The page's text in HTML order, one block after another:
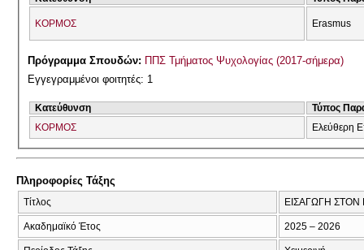
ΚΟΡΜΟΣ Erasmus
Πρόγραμμα Σπουδών: ΠΠΣ Τμήματος Ψυχολογίας (2017-σήμερα)
Εγγεγραμμένοι φοιτητές: 1
Κατεύθυνση
Τύπος
ΚΟΡΜΟΣ
Ελεύθερη
Πληροφορίες Τάξης
Τίτλος ΕΙΣΑΓΩΓΗ
Ακαδημαϊκό Έτος 2025 – 2026